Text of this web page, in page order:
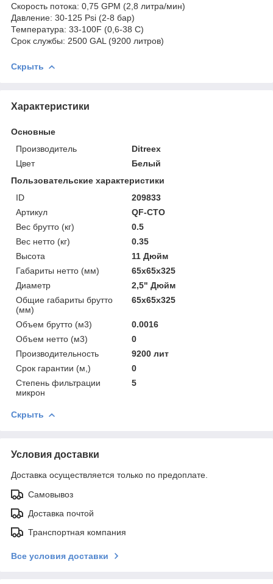
Скорость потока: 0,75 GPM (2,8 литра/мин)
Давление: 30-125 Psi (2-8 бар)
Температура: 33-100F (0,6-38 C)
Срок службы: 2500 GAL (9200 литров)
Скрыть
Характеристики
Основные
Производитель
Ditreex
Цвет
Белый
Пользовательские характеристики
ID
209833
Артикул
QF-CTO
Вес брутто (кг)
0.5
Вес нетто (кг)
0.35
Высота
11 Дюйм
Габариты нетто (мм)
65x65x325
Диаметр
2,5" Дюйм
Общие габариты брутто
(мм)
65x65x325
Объем брутто (м3)
0.0016
Объем нетто (м3)
0
Производительность
9200 лит
Срок гарантии (м,)
0
Степень фильтрации
микрон
5
Скрыть
Условия доставки
Доставка осуществляется только по предоплате.
Самовывоз
Доставка почтой
Транспортная компания
Все условия доставки